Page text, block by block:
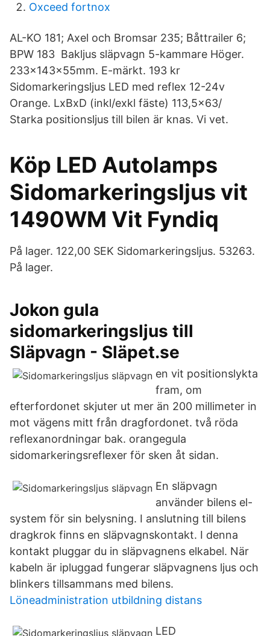
Oxceed fortnox
AL-KO 181; Axel och Bromsar 235; Båttrailer 6;
BPW 183 Bakljus släpvagn 5-kammare Höger.
233x143x55mm. E-märkt. 193 kr
Sidomarkeringsljus LED med reflex 12-24v
Orange. LxBxD (inkl/exkl fäste) 113,5x63/
Starka positionsljus till bilen är knas. Vi vet.
Köp LED Autolamps
Sidomarkeringsljus vit
1490WM Vit Fyndiq
På lager. 122,00 SEK Sidomarkeringsljus. 53263.
På lager.
Jokon gula
sidomarkeringsljus till
Släpvagn - Släpet.se
en vit positionslykta
fram, om
efterfordonet skjuter ut mer än 200 millimeter in
mot vägens mitt från dragfordonet. två röda
reflexanordningar bak. orangegula
sidomarkeringsreflexer för sken åt sidan.
En släpvagn
använder bilens el-
system för sin belysning. I anslutning till bilens
dragkrok finns en släpvagnskontakt. I denna
kontakt pluggar du in släpvagnens elkabel. När
kabeln är ipluggad fungerar släpvagnens ljus och
blinkers tillsammans med bilens.
Löneadministration utbildning distans
LED